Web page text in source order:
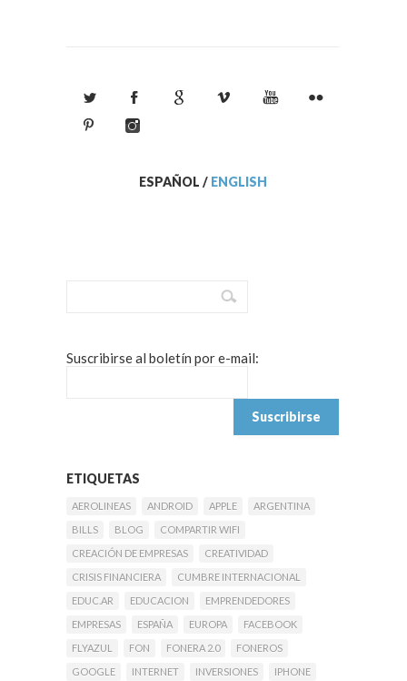
ESPAÑOL / ENGLISH
Suscribirse al boletín por e-mail:
ETIQUETAS
AEROLINEAS ANDROID APPLE
ARGENTINA
BILLS
BLOG
COMPARTIR WIFI
CREACIÓN DE EMPRESAS
CREATIVIDAD
CRISIS FINANCIERA
CUMBRE INTERNACIONAL
EDUC.AR
EDUCACION
EMPRENDEDORES
EMPRESAS
ESPAÑA EUROPA
FACEBOOK
FLYAZUL
FON FONERA 2.0
FONEROS
GOOGLE
INTERNET INVERSIONES
IPHONE